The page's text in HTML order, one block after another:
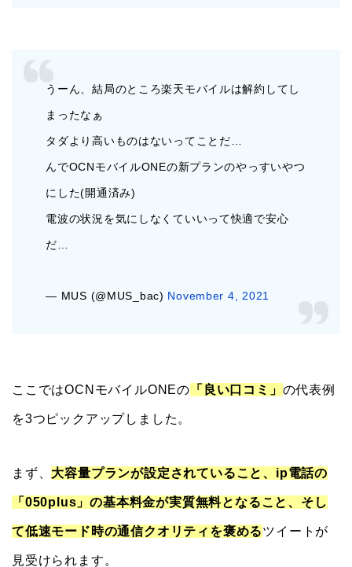
うーん、結局のところ楽天モバイルは解約してし
まったなぁ
タダより高いものはないってことだ…
んでOCNモバイルONEの新プランのやっすいやつ
にした(開通済み)
電波の状況を気にしなくていいって快適で安心
だ…
— MUS (@MUS_bac) November 4, 2021
ここではOCNモバイルONEの 「良い口コミ」 の代表例
を3つピックアップしました。
まず、 大容量プランが設定されていること、ip電話の
「050plus」の基本料金が実質無料となること、そし
て低速モード時の通信クオリティを褒めるツイートが
見受けられます。